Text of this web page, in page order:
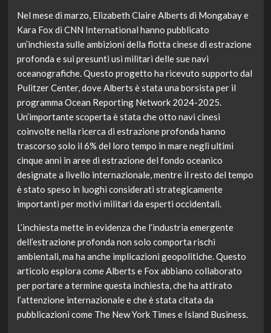
Nel mese di marzo, Elizabeth Claire Alberts di Mongabay e
Kara Fox di CNN International hanno pubblicato
un’inchiesta sulle ambizioni della flotta cinese di estrazione
profonda e sui presunti usi militari delle sue navi
oceanografiche. Questo progetto ha ricevuto supporto dal
Pulitzer Center, dove Alberts è stata una borsista per il
programma Ocean Reporting Network 2024-2025.
Un’importante scoperta è stata che otto navi cinesi
coinvolte nella ricerca di estrazione profonda hanno
trascorso solo il 6% del loro tempo in mare negli ultimi
cinque anni in aree di estrazione del fondo oceanico
designate a livello internazionale, mentre il resto del tempo
è stato speso in luoghi considerati strategicamente
importanti per motivi militari da esperti occidentali.
L’inchiesta mette in evidenza che l’industria emergente
dell’estrazione profonda non solo comporta rischi
ambientali, ma ha anche implicazioni geopolitiche. Questo
articolo esplora come Alberts e Fox abbiano collaborato
per portare a termine questa inchiesta, che ha attirato
l’attenzione internazionale e che è stata citata da
pubblicazioni come The New York Times e Island Business.